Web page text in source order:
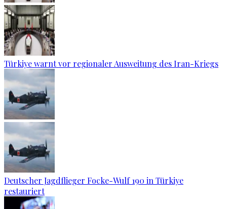
Türkiye warnt vor regionaler Ausweitung des Iran-Kriegs
Deutscher Jagdflieger Focke-Wulf 190 in Türkiye
restauriert